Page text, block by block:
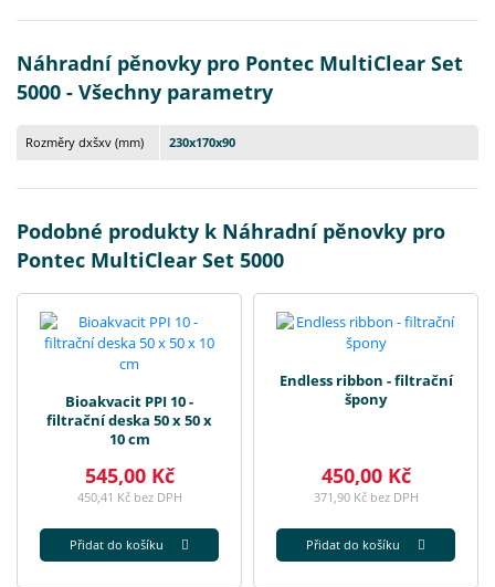
Náhradní pěnovky pro Pontec MultiClear Set
5000 - Všechny parametry
Rozměry dxšxv (mm) 230x170x90
Podobné produkty k Náhradní pěnovky pro
Pontec MultiClear Set 5000
Bioakvacit PPI 10 -
filtrační deska 50 x 50 x
10 cm
545,00 Kč
450,41 Kč bez DPH
Přidat do košíku
Endless ribbon - filtrační
špony
450,00 Kč
371,90 Kč bez DPH
Přidat do košíku